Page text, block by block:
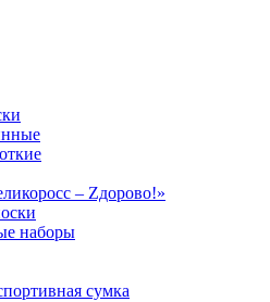
– Zдорово!»
наборы
сумка